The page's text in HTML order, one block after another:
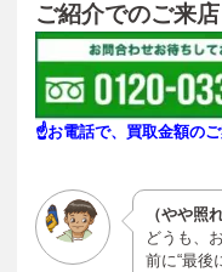
ご紹介でのご来
☝お電話で、買取金額のご
（やや照
どうも、
前に“最後